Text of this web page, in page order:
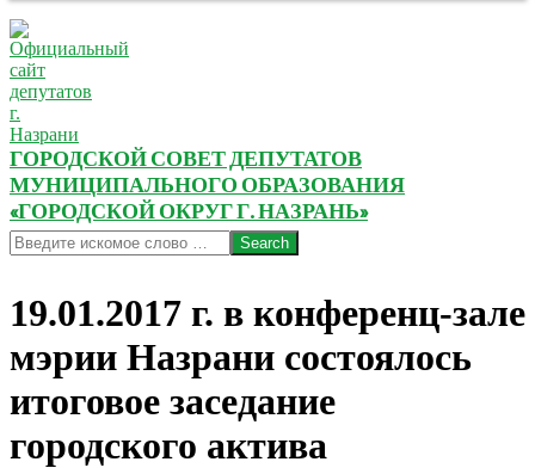
ГОРОДСКОЙ СОВЕТ ДЕПУТАТОВ
МУНИЦИПАЛЬНОГО ОБРАЗОВАНИЯ
«ГОРОДСКОЙ ОКРУГ Г. НАЗРАНЬ»
Search
19.01.2017 г. в конференц-зале
мэрии Назрани состоялось
итоговое заседание
городского актива